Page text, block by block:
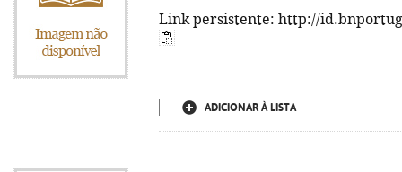
Link persistente: http://
ADICIONAR À LISTA